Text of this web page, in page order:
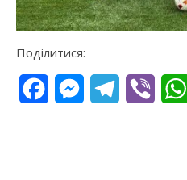
Поділитися:
FacebookMessengerTelegram
Viber